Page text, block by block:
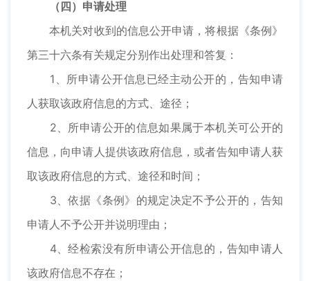
（四）申请处理
本机关对收到的信息公开申请，将根据《条例》
第三十六条有关规定分别作出处理和答复：
1、所申请公开信息已经主动公开的，告知申请
人获取该政府信息的方式、途径；
2、所申请公开的信息如果属于本机关可公开的
信息，向申请人提供该政府信息，或者告知申请人获
取该政府信息的方式、途径和时间；
3、依据《条例》的规定决定不予公开的，告知
申请人不予公开并说明理由；
4、经检索没有所申请公开信息的，告知申请人
该政府信息不存在；